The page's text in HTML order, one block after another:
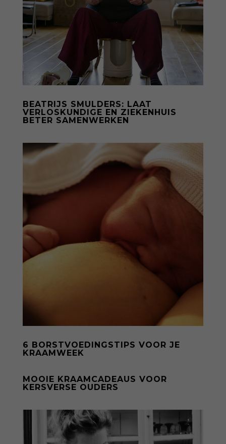
BEATRIJS SMULDERS: LAAT
VERLOSKUNDIGE EN ZIEKENHUIS
BETER SAMENWERKEN
6 BORSTVOEDINGSTIPS VOOR JE
KRAAMWEEK
MOOIE KRAAMCADEAUS VOOR
KERSVERSE OUDERS